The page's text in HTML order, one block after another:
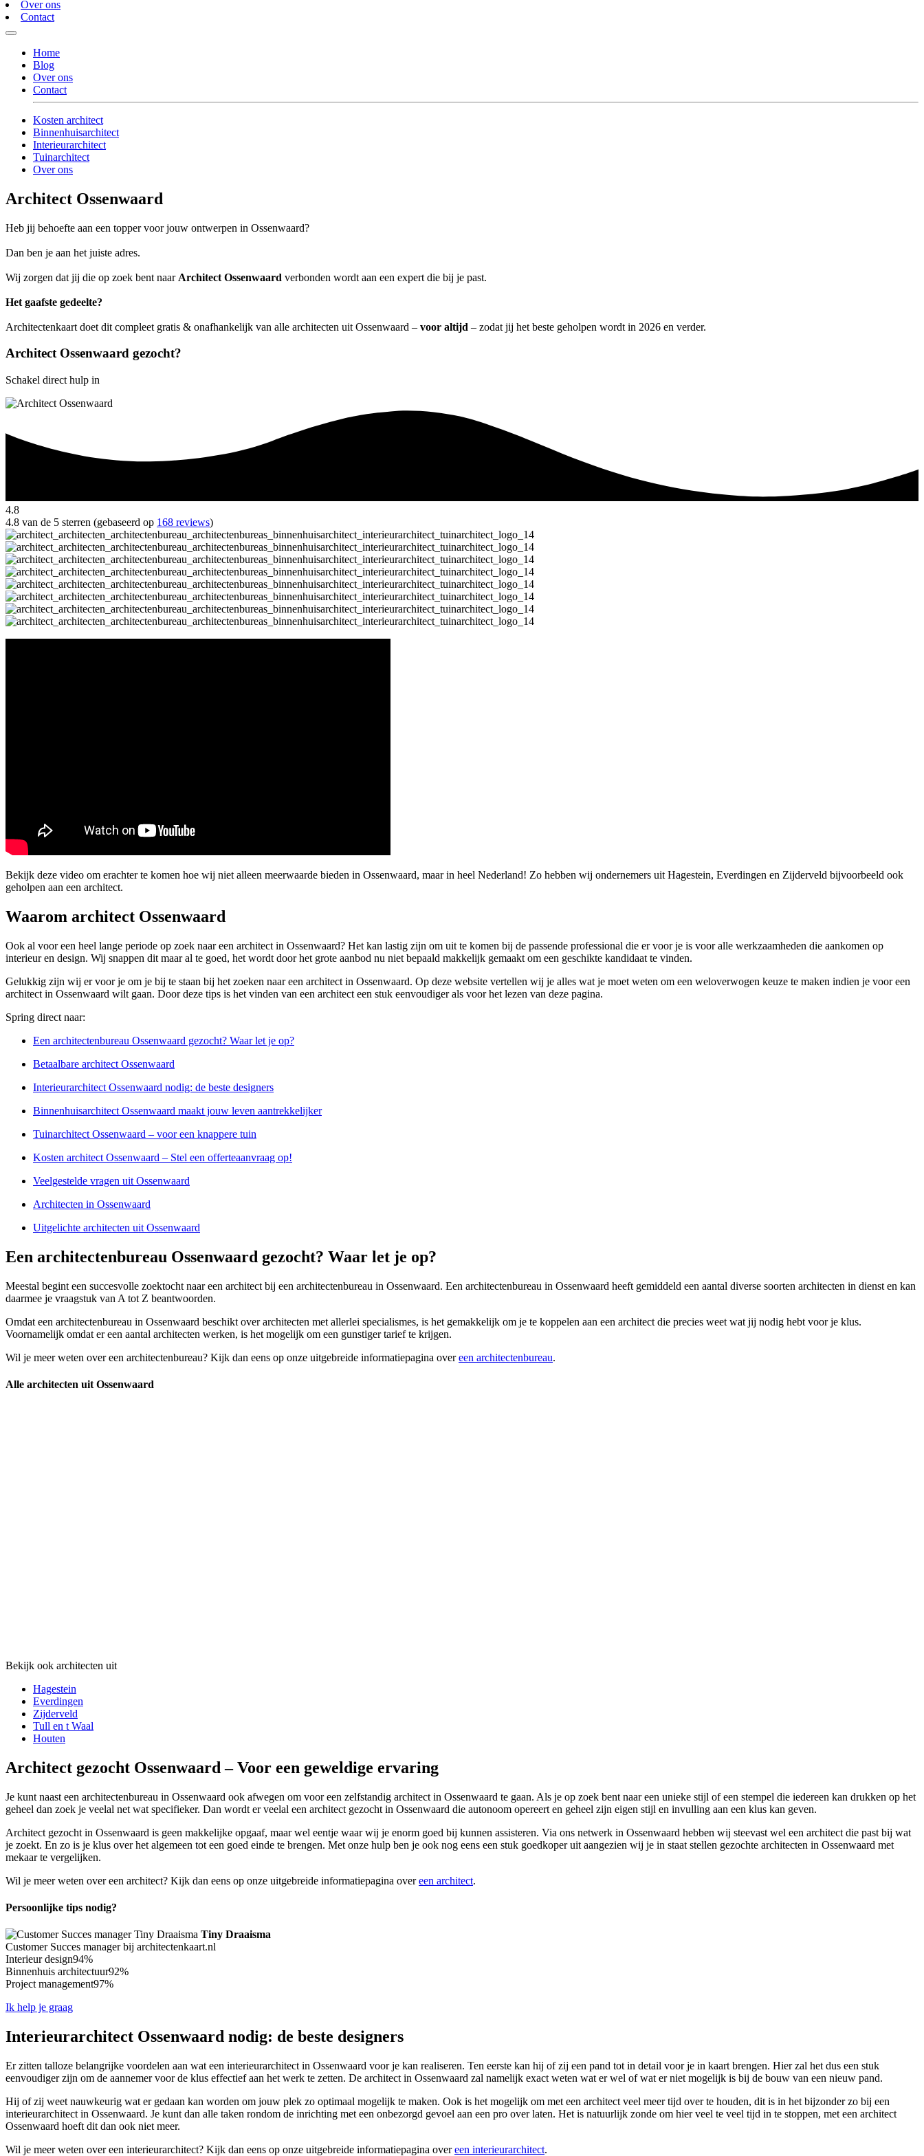
Over ons
Contact
Home
Blog
Over ons
Contact
Kosten architect
Binnenhuisarchitect
Interieurarchitect
Tuinarchitect
Over ons
Architect Ossenwaard
Heb jij behoefte aan een topper voor jouw ontwerpen in Ossenwaard?
Dan ben je aan het juiste adres.
Wij zorgen dat jij die op zoek bent naar Architect Ossenwaard verbonden wordt aan een expert die bij je past.
Het gaafste gedeelte?
Architectenkaart doet dit compleet gratis & onafhankelijk van alle architecten uit Ossenwaard – voor altijd – zodat jij het beste geholpen wordt in 2026 en verder.
Architect Ossenwaard gezocht?
Schakel direct hulp in
4.8
4.8 van de 5 sterren (gebaseerd op 168 reviews)
Bekijk deze video om erachter te komen hoe wij niet alleen meerwaarde bieden in Ossenwaard, maar in heel Nederland! Zo hebben wij ondernemers uit Hagestein, Everdingen en Zijderveld bijvoorbeeld ook
geholpen aan een architect.
Waarom architect Ossenwaard
Ook al voor een heel lange periode op zoek naar een architect in Ossenwaard? Het kan lastig zijn om uit te komen bij de passende professional die er voor je is voor alle werkzaamheden die aankomen op
interieur en design. Wij snappen dit maar al te goed, het wordt door het grote aanbod nu niet bepaald makkelijk gemaakt om een geschikte kandidaat te vinden.
Gelukkig zijn wij er voor je om je bij te staan bij het zoeken naar een architect in Ossenwaard. Op deze website vertellen wij je alles wat je moet weten om een weloverwogen keuze te maken indien je voor een
architect in Ossenwaard wilt gaan. Door deze tips is het vinden van een architect een stuk eenvoudiger als voor het lezen van deze pagina.
Spring direct naar:
Een architectenbureau Ossenwaard gezocht? Waar let je op?
Betaalbare architect Ossenwaard
Interieurarchitect Ossenwaard nodig: de beste designers
Binnenhuisarchitect Ossenwaard maakt jouw leven aantrekkelijker
Tuinarchitect Ossenwaard – voor een knappere tuin
Kosten architect Ossenwaard – Stel een offerteaanvraag op!
Veelgestelde vragen uit Ossenwaard
Architecten in Ossenwaard
Uitgelichte architecten uit Ossenwaard
Een architectenbureau Ossenwaard gezocht? Waar let je op?
Meestal begint een succesvolle zoektocht naar een architect bij een architectenbureau in Ossenwaard. Een architectenbureau in Ossenwaard heeft gemiddeld een aantal diverse soorten architecten in dienst en kan
daarmee je vraagstuk van A tot Z beantwoorden.
Omdat een architectenbureau in Ossenwaard beschikt over architecten met allerlei specialismes, is het gemakkelijk om je te koppelen aan een architect die precies weet wat jij nodig hebt voor je klus.
Voornamelijk omdat er een aantal architecten werken, is het mogelijk om een gunstiger tarief te krijgen.
Wil je meer weten over een architectenbureau? Kijk dan eens op onze uitgebreide informatiepagina overeen architectenbureau.
Alle architecten uit Ossenwaard
Bekijk ook architecten uit
Hagestein
Everdingen
Zijderveld
Tull en t Waal
Houten
Architect gezocht Ossenwaard – Voor een geweldige ervaring
Je kunt naast een architectenbureau in Ossenwaard ook afwegen om voor een zelfstandig architect in Ossenwaard te gaan. Als je op zoek bent naar een unieke stijl of een stempel die iedereen kan drukken op het
geheel dan zoek je veelal net wat specifieker. Dan wordt er veelal een architect gezocht in Ossenwaard die autonoom opereert en geheel zijn eigen stijl en invulling aan een klus kan geven.
Architect gezocht in Ossenwaard is geen makkelijke opgaaf, maar wel eentje waar wij je enorm goed bij kunnen assisteren. Via ons netwerk in Ossenwaard hebben wij steevast wel een architect die past bij wat
je zoekt. En zo is je klus over het algemeen tot een goed einde te brengen. Met onze hulp ben je ook nog eens een stuk goedkoper uit aangezien wij je in staat stellen gezochte architecten in Ossenwaard met
mekaar te vergelijken.
Wil je meer weten over een architect? Kijk dan eens op onze uitgebreide informatiepagina overeen architect.
Persoonlijke tips nodig?
Tiny Draaisma
Customer Succes manager bij architectenkaart.nl
Interieur design94%
Binnenhuis architectuur92%
Project management97%
Ik help je graag
Interieurarchitect Ossenwaard nodig: de beste designers
Er zitten talloze belangrijke voordelen aan wat een interieurarchitect in Ossenwaard voor je kan realiseren. Ten eerste kan hij of zij een pand tot in detail voor je in kaart brengen. Hier zal het dus een stuk
eenvoudiger zijn om de aannemer voor de klus effectief aan het werk te zetten. De architect in Ossenwaard zal namelijk exact weten wat er wel of wat er niet mogelijk is bij de bouw van een nieuw pand.
Hij of zij weet nauwkeurig wat er gedaan kan worden om jouw plek zo optimaal mogelijk te maken. Ook is het mogelijk om met een architect veel meer tijd over te houden, dit is in het bijzonder zo bij een
interieurarchitect in Ossenwaard. Je kunt dan alle taken rondom de inrichting met een onbezorgd gevoel aan een pro over laten. Het is natuurlijk zonde om hier veel te veel tijd in te stoppen, met een architect
Ossenwaard hoeft dit dan ook niet meer.
Wil je meer weten over een interieurarchitect? Kijk dan eens op onze uitgebreide informatiepagina overeen interieurarchitect.